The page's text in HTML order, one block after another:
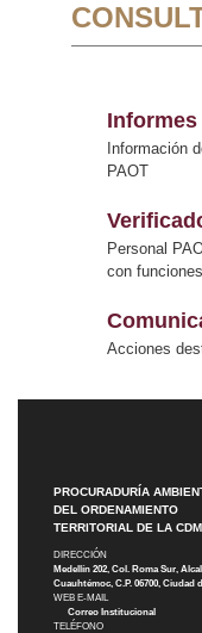
Informes
Información
PAOT
Personal
con
Acciones
PROCURADURÍA
DEL ORDENAMIENTO
TERRITORIAL DE LA
DIRECCIÓN
Medellín 202, Col. Roma Sur,
Cuauhtémoc, C.P. 06700, Ciudad
WEB E-MAIL
Correo Institucional
TELÉFONO